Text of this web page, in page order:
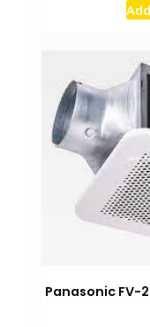
Panasonic FV-